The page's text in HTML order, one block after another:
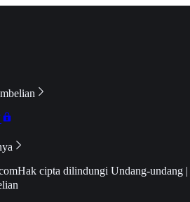
Hak cipta dilindungi Undang-undang |